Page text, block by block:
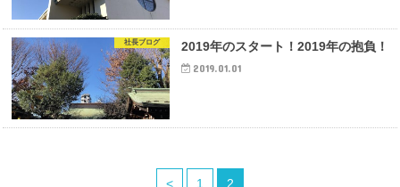
社長ブログ 2019年のスタート！2019年の抱負！
2019.01.01
< 1 2